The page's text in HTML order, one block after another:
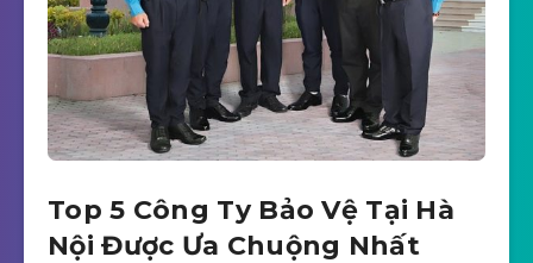
Top 5 Công Ty Bảo Vệ Tại Hà
Nội Được Ưa Chuộng Nhất